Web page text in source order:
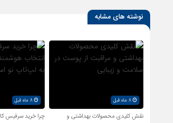
نوشته های مشابه
8 ماه قبل
نقش کلیدی محصولات بهداشتی و
8 ماه قبل
چرا خرید سرفیس